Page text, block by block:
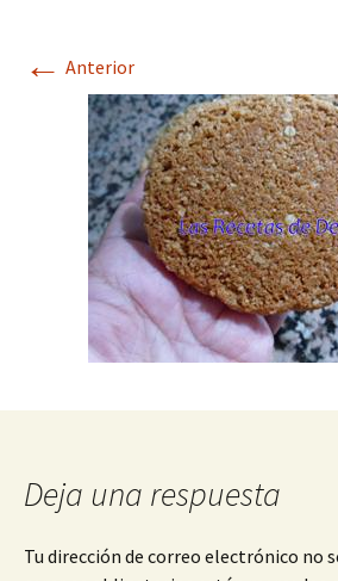
← Anterior
Deja una respuesta
Tu dirección de correo electrónico no